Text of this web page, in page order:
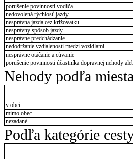
porušenie povinnosti vodiča
nedovolená rýchlosť jazdy
nesprávna jazda cez križovatku
nesprávny spôsob jazdy
nesprávne predchádzanie
nedodržanie vzdialenosti medzi vozidlami
nesprávne otáčanie a cúvanie
porušenie povinnosti účastníka dopravnej nehody
Nehody podľa
v obci
mimo obec
nezadané
Podľa kategórie